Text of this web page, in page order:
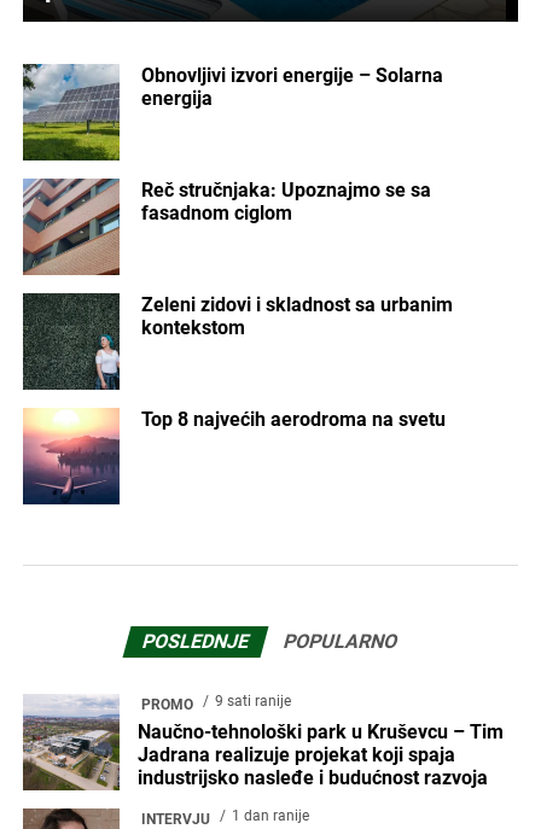
Obnovljivi izvori energije – Solarna
energija
Reč stručnjaka: Upoznajmo se sa
fasadnom ciglom
Zeleni zidovi i skladnost sa urbanim
kontekstom
Top 8 najvećih aerodroma na svetu
POSLEDNJE POPULARNO
PROMO 9 sati ranije
Naučno-tehnološki park u Kruševcu – Tim
Jadrana realizuje projekat koji spaja
industrijsko nasleđe i budućnost razvoja
INTERVJU 1 dan ranije